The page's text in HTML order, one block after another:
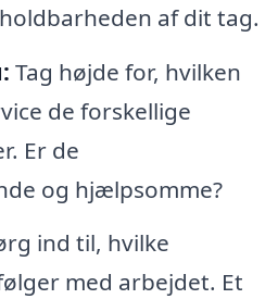
af dit tag.
Tag højde for, hvilken
de forskellige
Er de
og hjælpsomme?
ind til, hvilke
med arbejdet. Et